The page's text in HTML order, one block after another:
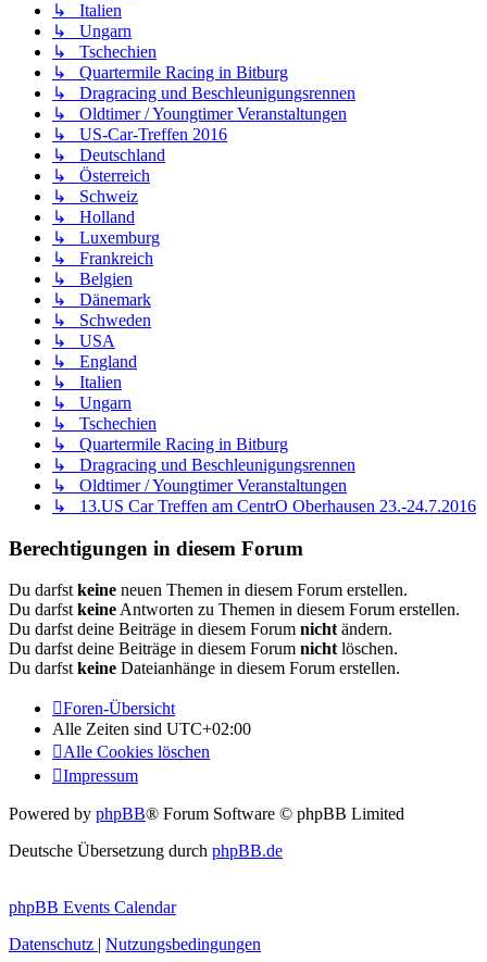
↳ Italien
↳ Ungarn
↳ Tschechien
↳ Quartermile Racing in Bitburg
↳ Dragracing und Beschleunigungsrennen
↳ Oldtimer / Youngtimer Veranstaltungen
↳ US-Car-Treffen 2016
↳ Deutschland
↳ Österreich
↳ Schweiz
↳ Holland
↳ Luxemburg
↳ Frankreich
↳ Belgien
↳ Dänemark
↳ Schweden
↳ USA
↳ England
↳ Italien
↳ Ungarn
↳ Tschechien
↳ Quartermile Racing in Bitburg
↳ Dragracing und Beschleunigungsrennen
↳ Oldtimer / Youngtimer Veranstaltungen
↳ 13.US Car Treffen am CentrO Oberhausen 23.-24.7.2016
Berechtigungen in diesem Forum
Du darfst keine neuen Themen in diesem Forum erstellen.
Du darfst keine Antworten zu Themen in diesem Forum erstellen.
Du darfst deine Beiträge in diesem Forum nicht ändern.
Du darfst deine Beiträge in diesem Forum nicht löschen.
Du darfst keine Dateianhänge in diesem Forum erstellen.
Foren-Übersicht
Alle Zeiten sind UTC+02:00
Alle Cookies löschen
Impressum
Powered by phpBB® Forum Software © phpBB Limited
Deutsche Übersetzung durch phpBB.de
phpBB Events Calendar
Datenschutz | Nutzungsbedingungen